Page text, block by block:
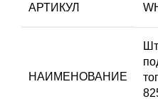
АРТИКУЛ
НАИМЕНОВАНИЕ